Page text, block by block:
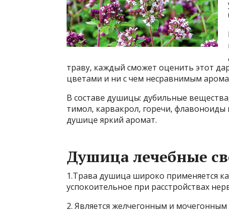
траву, каждый сможет оценить этот
цветами и ни с чем несравнимым
В составе душицы: дубильные
тимол, карвакрол, горечи,
душице яркий аромат.
Душица лечебные
1.Трава душица широко применяется
успокоительное при расстройствах
2. Является желчегонным и